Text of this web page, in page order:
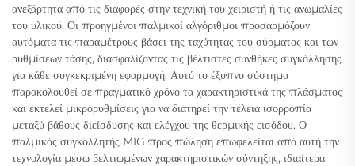
ανεξάρτητα από τις διαφορές στην τεχνική του χειριστή ή τις ανωμαλίες
του υλικού. Οι προηγμένοι παλμικοί αλγόριθμοι προσαρμόζουν
αυτόματα τις παραμέτρους βάσει της ταχύτητας του σύρματος και των
ρυθμίσεων τάσης, διασφαλίζοντας τις βέλτιστες συνθήκες συγκόλλησης
για κάθε συγκεκριμένη εφαρμογή. Αυτό το έξυπνο σύστημα
παρακολουθεί σε πραγματικό χρόνο τα χαρακτηριστικά της πλάσματος
και εκτελεί μικρορυθμίσεις για να διατηρεί την τέλεια ισορροπία
μεταξύ βάθους διείσδυσης και ελέγχου της θερμικής εισόδου. Ο
παλμικός συγκολλητής MIG προς πώληση επωφελείται από αυτή την
τεχνολογία μέσω βελτιωμένων χαρακτηριστικών σύντηξης, ιδιαίτερα